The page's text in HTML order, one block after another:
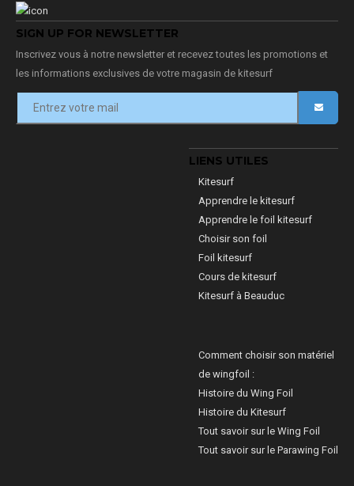
SIGN UP FOR NEWSLETTER
Inscrivez vous à notre newsletter et recevez toutes les promotions et
les informations exclusives de votre magasin de kitesurf
LIENS UTILES
Kitesurf
Apprendre le kitesurf
Apprendre le foil kitesurf
Choisir son foil
Foil kitesurf
Cours de kitesurf
Kitesurf à Beauduc
Comment choisir son matériel
de wingfoil :
Histoire du Wing Foil
Histoire du Kitesurf
Tout savoir sur le Wing Foil
Tout savoir sur le Parawing Foil